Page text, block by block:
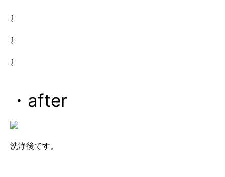
⇩
⇩
⇩
・after
洗浄後です。